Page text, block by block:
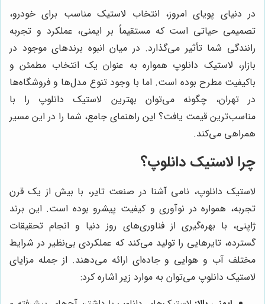
در دنیای پویای امروز، انتخاب لاستیک مناسب برای خودرو،
تصمیمی حیاتی است که مستقیماً بر ایمنی، عملکرد و تجربه
رانندگی شما تأثیر می‌گذارد. در میان انبوه برندهای موجود در
بازار، لاستیک دانلوپ همواره به عنوان یک انتخاب مطمئن و
باکیفیت مطرح بوده است. اما با وجود تنوع مدل‌ها و فروشگاه‌ها
در تهران، چگونه می‌توان بهترین لاستیک دانلوپ را با
مناسب‌ترین قیمت یافت؟ این راهنمای جامع، شما را در این مسیر
همراهی می‌کند.
چرا لاستیک دانلوپ؟
لاستیک دانلوپ، نامی آشنا در صنعت تایر، با بیش از یک قرن
تجربه، همواره در نوآوری و کیفیت پیشرو بوده است. این برند
ژاپنی، با بهره‌گیری از فناوری‌های روز دنیا و انجام تحقیقات
گسترده، تایرهایی را تولید می‌کند که عملکردی بی‌نظیر در شرایط
مختلف آب و هوایی و جاده‌ای ارائه می‌دهند. از جمله مزایای
لاستیک دانلوپ می‌توان به موارد زیر اشاره کرد: